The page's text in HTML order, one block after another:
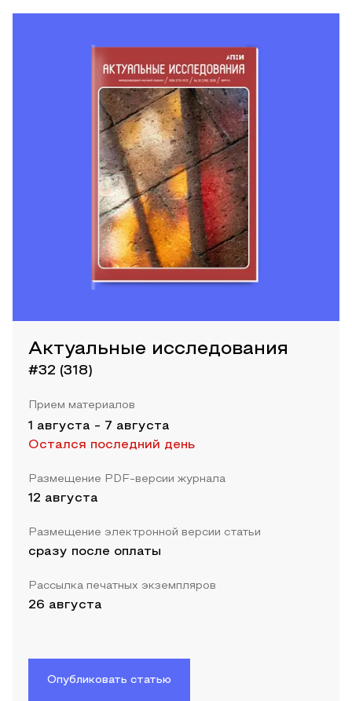
Актуальные исследования
#32 (318)
Прием материалов
1 августа - 7 августа
Остался последний день
Размещение PDF-версии журнала
12 августа
Размещение электронной версии статьи
сразу после оплаты
Рассылка печатных экземпляров
26 августа
Опубликовать статью